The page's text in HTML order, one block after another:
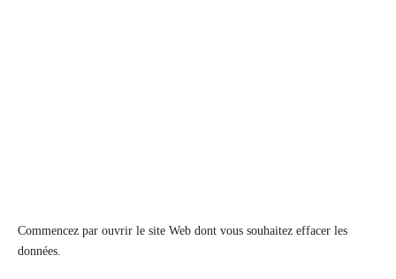
Commencez par ouvrir le site Web dont vous souhaitez effacer les
données.